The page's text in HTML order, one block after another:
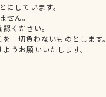
しています。
せん。
ください。
一切負わないものとします。
うお願いいたします。